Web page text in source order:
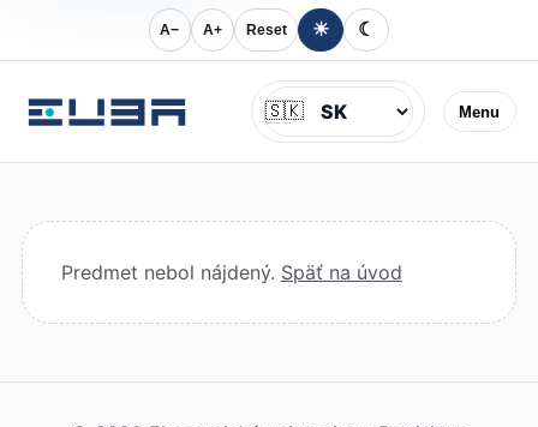
A− A+ Reset ☀ ☾
Menu
Jazyk
🇸🇰
Predmet nebol nájdený. Späť na úvod